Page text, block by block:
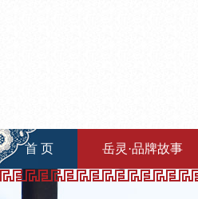
首 页 岳灵·品牌故事